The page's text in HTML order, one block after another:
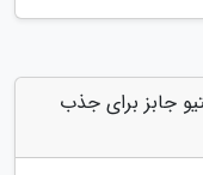
برتر استیو جابز برای جذب